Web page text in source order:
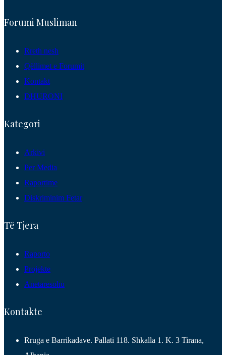
Forumi Musliman
Rreth nesh
Qëllimet e Forumit
Kontakt
DHURONI
Kategori
Arkivi
Per Media
Raportime
Diskriminim Fetar
Të Tjera
Raporto
Projekte
Anetaresohu
Kontakte
Rruga e Barrikadave. Pallati 118. Shkalla 1. K. 3 Tirana,